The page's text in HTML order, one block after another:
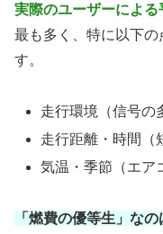
実際のユーザーによ
最も多く、特に以下の
す。
走行環境（信号の
走行距離・時間（
気温・季節（エア
「燃費の優等生」な